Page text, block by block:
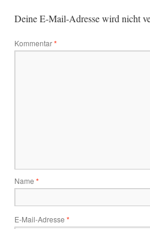
Deine E-Mail-Adresse wird nicht
Kommentar*
Name *
E-Mail-Adresse *